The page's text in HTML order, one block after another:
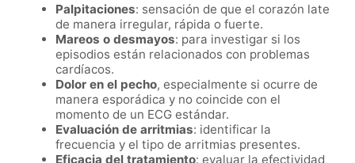
Palpitaciones: sensación de que el corazón late
de manera irregular, rápida o fuerte.
Mareos o desmayos: para investigar si los
episodios están relacionados con problemas
cardíacos.
Dolor en el pecho, especialmente si ocurre de
manera esporádica y no coincide con el
momento de un ECG estándar.
Evaluación de arritmias: identificar la
frecuencia y el tipo de arritmias presentes.
Eficacia del tratamiento: evaluar la efectividad